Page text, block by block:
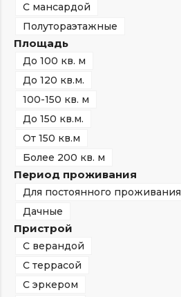
С мансардой
Полутораэтажные
Площадь
До 100 кв. м
До 120 кв.м.
100-150 кв. м
До 150 кв.м.
От 150 кв.м
Более 200 кв. м
Период проживания
Для постоянного проживания
Дачные
Пристрой
С верандой
С террасой
С эркером